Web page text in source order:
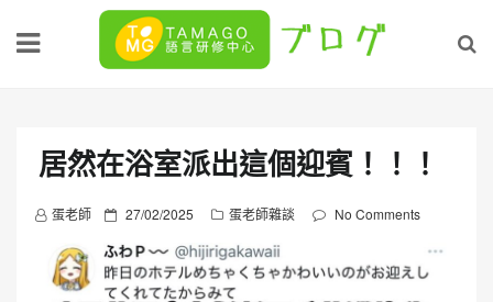
居然在浴室派出這個迎賓！！！
蛋老師
P
s
t
27/02/2025 蛋老師雜談 No Comments